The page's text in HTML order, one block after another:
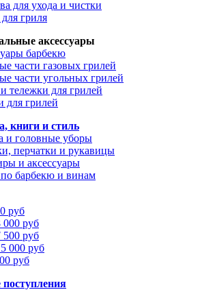
для ухода и чистки
гриля
аксессуары
барбекю
части газовых грилей
части угольных грилей
тележки для грилей
для грилей
книги и стиль
и головные уборы
перчатки и рукавицы
и аксессуары
барбекю и винам
руб
000 руб
500 руб
000 руб
руб